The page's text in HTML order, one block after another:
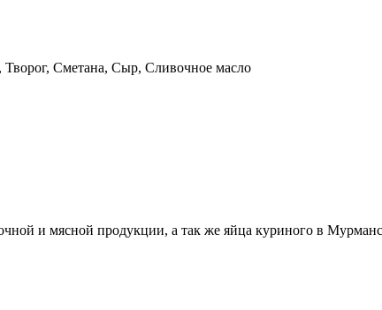
Сметана, Сыр, Сливочное масло
и мясной продукции, а так же яйца куриного в